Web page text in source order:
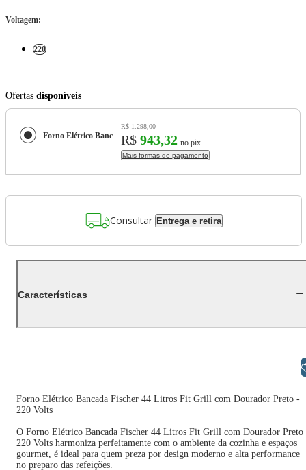
Voltagem:
220
Ofertas disponíveis
Forno Elétrico Bancada Fischer 44 Litros Fit Grill com Dourador Preto - 220 Volts
R$ 1.298,00
R$ 943,32 no pix
Mais formas de pagamento
Consultar Entrega e retira
Características
Forno Elétrico Bancada Fischer 44 Litros Fit Grill com Dourador Preto -
220 Volts
O Forno Elétrico Bancada Fischer 44 Litros Fit Grill com Dourador Preto
220 Volts harmoniza perfeitamente com o ambiente da cozinha e espaços
gourmet, é ideal para quem preza por design moderno e alta performance
no preparo das refeições.